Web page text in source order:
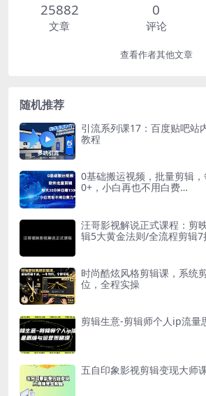
25882
文章
0
评论
查看作者其他文章
随机推荐
引流系列课17：百度贴吧站
教程
0基础搬运视频，批量剪辑
0+，小白再也不用白费…
汪哥影视解说正式课程：剪
辑5大黄金法则/全流程剪辑
时尚酷炫风格剪辑课，系统
位，全程实操
剪辑生意-剪辑师个人ip流量
五自印象影视剪辑变现大师